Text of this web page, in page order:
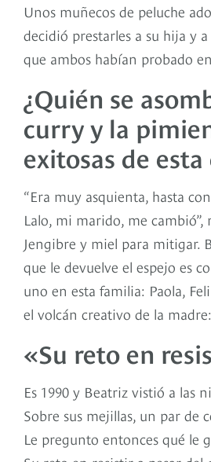
Unos muñecos de peluche
decidió prestarles a su hija y
que ambos habían probado
¿Quién se
curry y la
exitosas de
“Era muy asquienta, hasta
Lalo, mi marido, me
Jengibre y miel para mitigar.
que le devuelve el espejo es
uno en esta familia: Paola,
el volcán creativo de la
«Su reto en
Es 1990 y Beatriz vistió a las
Sobre sus mejillas, un par de
Le pregunto entonces qué le